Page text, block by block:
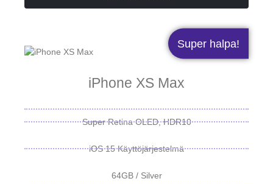
Super halpa!
iPhone XS Max
Super Retina OLED, HDR10
iOS 15 Käyttöjärjestelmä
64GB / Silver